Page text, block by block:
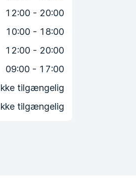
12:00 - 20:00
10:00 - 18:00
12:00 - 20:00
09:00 - 17:00
tilgængelig
tilgængelig